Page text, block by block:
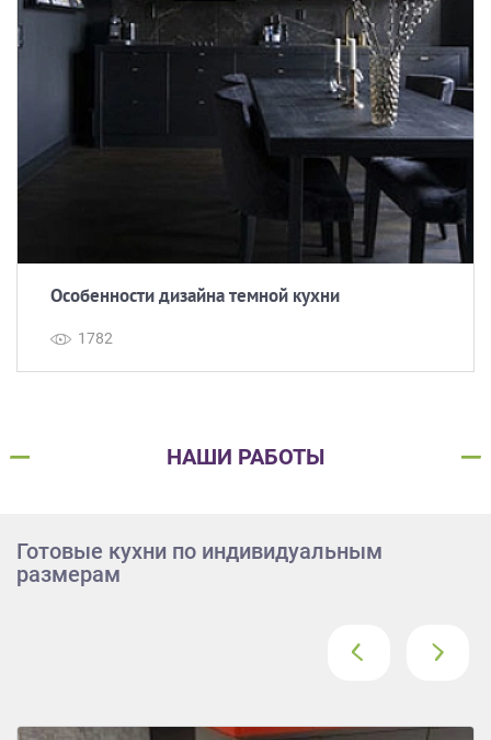
Особенности дизайна темной кухни
1782
НАШИ РАБОТЫ
Готовые кухни по индивидуальным
размерам